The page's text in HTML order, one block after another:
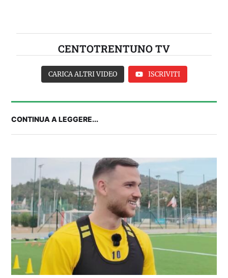
CENTOTRENTUNO TV
FANTA 131 LIVE | La nuova stagione al
fantacalcio: le novità di Fanta 131 e chi
acquistare
CARICA ALTRI VIDEO ISCRIVITI
CONTINUA A LEGGERE...